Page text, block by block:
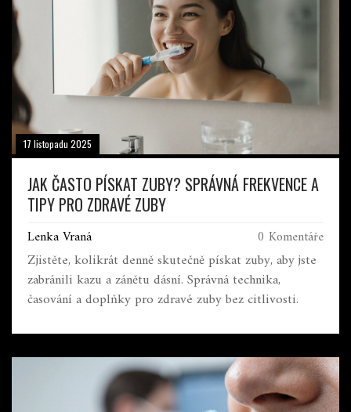
17 listopadu 2025
JAK ČASTO PÍSKAT ZUBY? SPRÁVNÁ FREKVENCE A
TIPY PRO ZDRAVÉ ZUBY
Lenka Vraná 0 Komentáře
Zjistěte, kolikrát denně skutečně pískat zuby, aby jste
zabránili kazu a zánětu dásní. Správná technika,
časování a doplňky pro zdravé zuby bez citlivosti.